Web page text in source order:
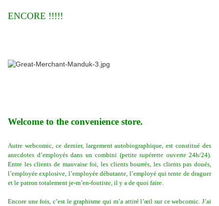
ENCORE !!!!!
Welcome to the convenience store.
Autre webcomic, ce dernier, largement autobiographique, est constitué des
anecdotes d’employés dans un combini (petite supérette ouverte 24h/24).
Entre les clients de mauvaise foi, les clients bourrés, les clients pas doués,
l’employée explosive, l’employée débutante, l’employé qui tente de draguer
et le patron totalement je-m’en-foutiste, il y a de quoi faire.
Encore une fois, c’est le graphisme qui m’a attiré l’œil sur ce webcomic. J’ai